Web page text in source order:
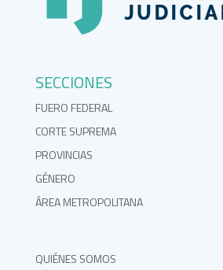
SECCIONES
FUERO FEDERAL
CORTE SUPREMA
PROVINCIAS
GÉNERO
ÁREA METROPOLITANA
QUIÉNES SOMOS